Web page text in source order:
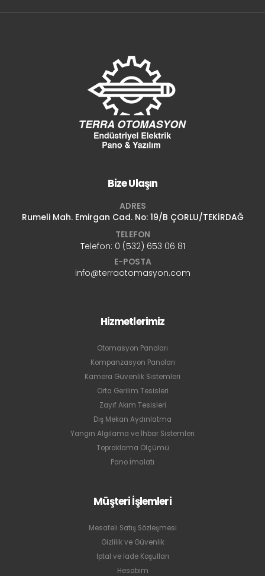
Bize Ulaşın
ADRES
Rumeli Mah. Emirgan Cad. No: 19/B ÇORLU/TEKİRDAĞ
TELEFON
Telefon: 0 (532) 653 06 81
E-POSTA
info@terraotomasyon.com
Hizmetlerimiz
Otomasyon Panoları
Kompanzasyon Panoları
Kamera Güvenlik Sistemleri
Orta Gerilim Tesisleri
Zayıf Akım Tesisleri
Dış Mekan Aydınlatma
Yangın Algılama ve İhbar Sistemleri
Topraklama Ölçümü
Pano İmalatı
Müşteri İşlemleri
Mesafeli Satış Sözleşmesi
Gizlilik ve Güvenlik
İptal ve İade Koşulları
Hesabım